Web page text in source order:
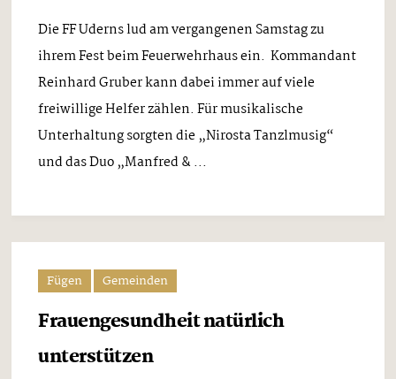
Die FF Uderns lud am vergangenen Samstag zu
ihrem Fest beim Feuerwehrhaus ein. Kommandant
Reinhard Gruber kann dabei immer auf viele
freiwillige Helfer zählen. Für musikalische
Unterhaltung sorgten die „Nirosta Tanzlmusig“
und das Duo „Manfred & ...
Fügen Gemeinden
Frauengesundheit natürlich
unterstützen